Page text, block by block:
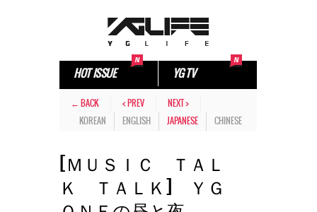
HOT ISSUE YG TV
← BACK < PREV
NEXT >
KOREAN
ENGLISH JAPANESE CHINESE
[ＭＵＳＩＣ ＴＡＬ
Ｋ ＴＡＬＫ] ＹＧ